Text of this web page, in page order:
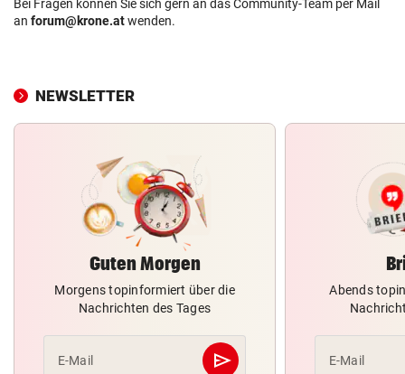
Bei Fragen können Sie sich gern an das Community-Team per Mail
an forum@krone.atwenden.
NEWSLETTER
Guten Morgen
Morgens topinformiert über die
Nachrichten des Tages
E-Mail send
Abschicken
Abends
E-Mail